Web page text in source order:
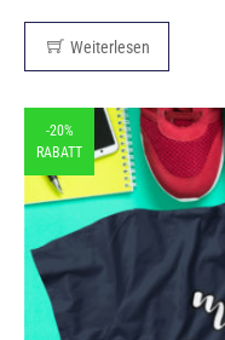
Weiterlesen
-20%
RABATT